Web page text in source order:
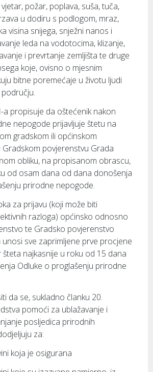
požar, poplava, suša, tuča,
u dodiru s podlogom, mraz,
visina snijega, snježni nanos i
leda na vodotocima, klizanje,
i prevrtanje zemljišta te druge
koje, ovisno o mjesnim
bitne poremećaje u životu ljudi
a propisuje da oštećenik nakon
nepogode prijavljuje štetu na
gradskom ili općinskom
povjerenstvu Grada
obliku, na propisanom obrascu,
od osam dana od dana donošenja
prirodne nepogode.
za prijavu (koji može biti
razloga) općinsko odnosno
te Gradsko povjerenstvo
sve zaprimljene prve procjene
šteta najkasnije u roku od 15 dana
Odluke o proglašenju prirodne
da se, sukladno članku 20.
pomoći za ublažavanje i
posljedica prirodnih
za:
koja je osigurana